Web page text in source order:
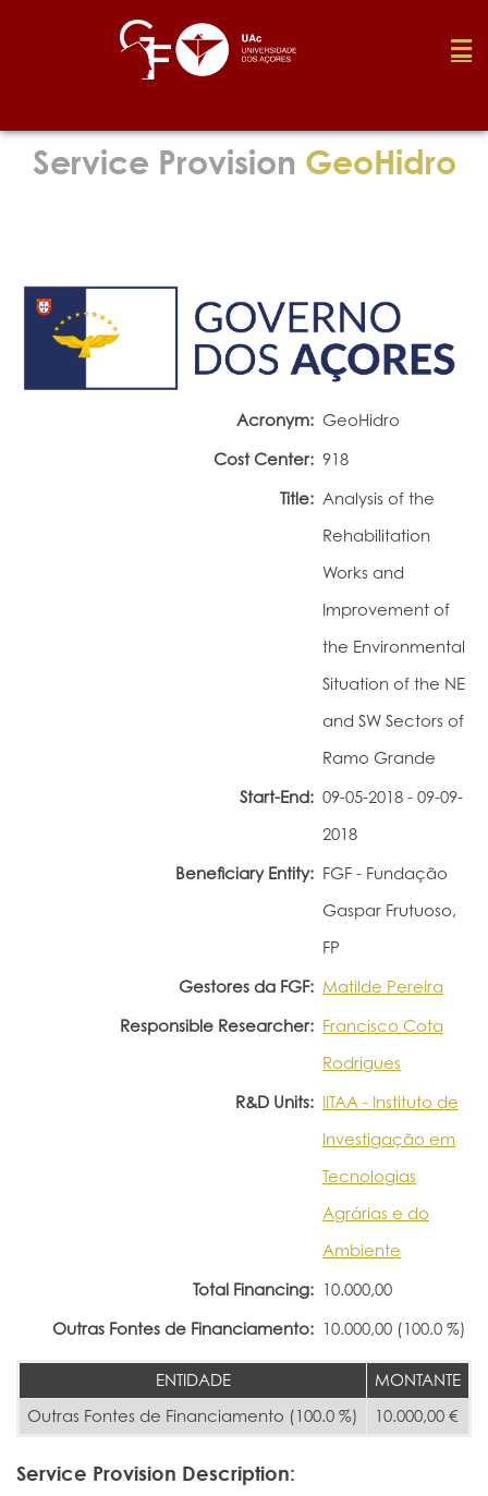
Foundation
Awards
Service Provision GeoHidro
Acronym: GeoHidro
Cost Center: 918
Title: Analysis of the
Rehabilitation
Works and
Improvement of
the Environmental
Situation of the NE
and SW Sectors of
Ramo Grande
Start-End: 09-05-2018 - 09-09-
2018
Beneficiary Entity: FGF - Fundação
Gaspar Frutuoso,
FP
Gestores da FGF: Matilde Pereira
Responsible Researcher: Francisco Cota
Rodrigues
R&D Units: IITAA - Instituto de
Investigação em
Tecnologias
Agrárias e do
Ambiente
Total Financing: 10.000,00
Outras Fontes de Financiamento: 10.000,00 (100.0 %)
ENTIDADE
MONTANTE
Outras Fontes de Financiamento (100.0 %)
10.000,00 €
Service Provision Description: